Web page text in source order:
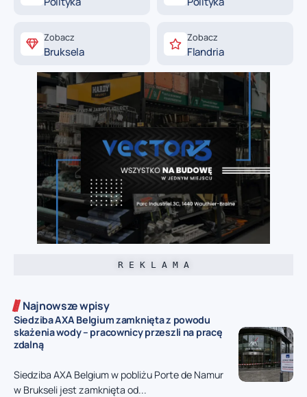
Zobacz
Bruksela
Zobacz
Flandria
R E K L A M A
Najnowsze wpisy
Siedziba AXA Belgium zamknięta z powodu
skażenia wody – pracownicy przeszli na pracę
zdalną
Siedziba AXA Belgium w pobliżu Porte de Namur
w Brukseli jest zamknięta od...